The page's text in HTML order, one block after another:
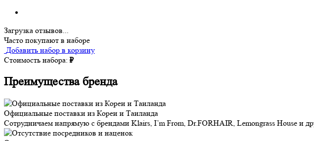
Загрузка отзывов...
Часто покупают в наборе
Добавить набор в корзину
Стоимость набора: ₽
Преимущества бренда
Официальные поставки из Кореи и Таиланда
Сотрудничаем напрямую с брендами Klairs, I’m From, Dr.FORHAIR, Lemongrass House и